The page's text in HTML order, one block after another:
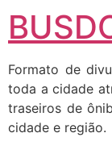
Formato de
toda a cidade
traseiros de
cidade e região.